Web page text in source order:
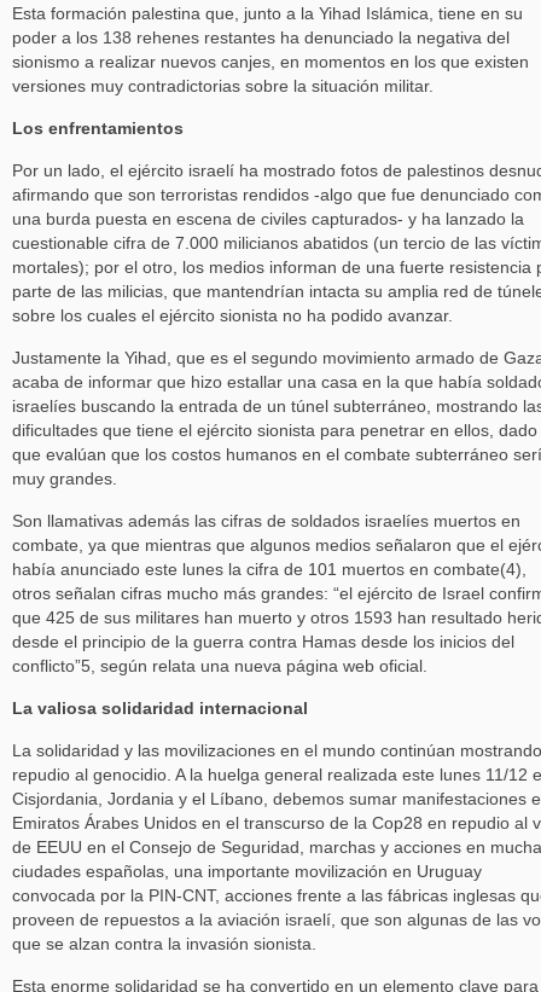
Esta formación palestina que, junto a la Yihad Islámica, tiene en su
poder a los 138 rehenes restantes ha denunciado la negativa del
sionismo a realizar nuevos canjes, en momentos en los que existen
versiones muy contradictorias sobre la situación militar.
Los enfrentamientos
Por un lado, el ejército israelí ha mostrado fotos de palestinos
afirmando que son terroristas rendidos -algo que fue denunciado
una burda puesta en escena de civiles capturados- y ha lanzado la
cuestionable cifra de 7.000 milicianos abatidos (un tercio de las
mortales); por el otro, los medios informan de una fuerte resistencia
parte de las milicias, que mantendrían intacta su amplia red de
sobre los cuales el ejército sionista no ha podido avanzar.
Justamente la Yihad, que es el segundo movimiento armado de
acaba de informar que hizo estallar una casa en la que había
israelíes buscando la entrada de un túnel subterráneo, mostrando
dificultades que tiene el ejército sionista para penetrar en ellos, dado
que evalúan que los costos humanos en el combate subterráneo
muy grandes.
Son llamativas además las cifras de soldados israelíes muertos en
combate, ya que mientras que algunos medios señalaron que el
había anunciado este lunes la cifra de 101 muertos en combate(4),
otros señalan cifras mucho más grandes: “el ejército de Israel
que 425 de sus militares han muerto y otros 1593 han resultado
desde el principio de la guerra contra Hamas desde los inicios del
conflicto”5, según relata una nueva página web oficial.
La valiosa solidaridad internacional
La solidaridad y las movilizaciones en el mundo continúan
repudio al genocidio. A la huelga general realizada este lunes 11/12
Cisjordania, Jordania y el Líbano, debemos sumar manifestaciones
Emiratos Árabes Unidos en el transcurso de la Cop28 en repudio al
de EEUU en el Consejo de Seguridad, marchas y acciones en
ciudades españolas, una importante movilización en Uruguay
convocada por la PIN-CNT, acciones frente a las fábricas inglesas
proveen de repuestos a la aviación israelí, que son algunas de las
que se alzan contra la invasión sionista.
Esta enorme solidaridad se ha convertido en un elemento clave para